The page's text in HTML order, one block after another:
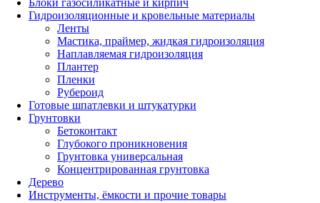
Гидроизоляционные и кровельные материалы
Ленты
Мастика, праймер, жидкая гидроизоляция
Наплавляемая гидроизоляция
Плантер
Пленки
Рубероид
Готовые шпатлевки и штукатурки
Грунтовки
Бетоконтакт
Глубокого проникновения
Грунтовка универсальная
Концентрированная грунтовка
Дерево
Инструменты, ёмкости и прочие товары